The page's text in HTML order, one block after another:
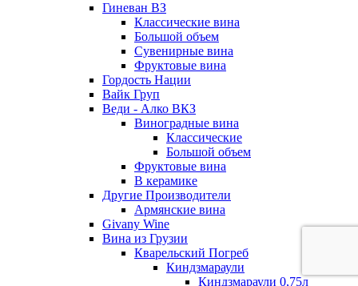
Гиневан ВЗ
Классические вина
Большой объем
Сувенирные вина
Фруктовые вина
Гордость Нации
Вайк Груп
Веди - Алко ВКЗ
Виноградные вина
Классические
Большой объем
Фруктовые вина
В керамике
Другие Производители
Армянские вина
Givany Wine
Вина из Грузии
Кварельский Погреб
Киндзмараули
Киндзмараули 0,75л